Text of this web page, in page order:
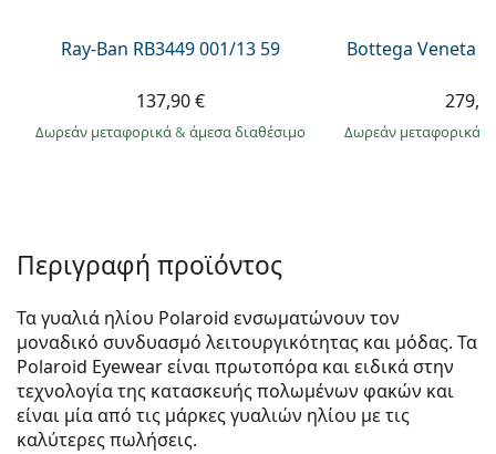
Ray-Ban RB3449 001/13 59
137,90 €
Δωρεάν μεταφορικά& άμεσα διαθέσιμο
Bottega Veneta
Δωρεάν μεταφορικά
Περιγραφή προϊόντος
Τα γυαλιά ηλίου Polaroid ενσωματώνουν τον
μοναδικό συνδυασμό λειτουργικότητας και μόδας. Τα
Polaroid Eyewear είναι πρωτοπόρα και ειδικά στην
τεχνολογία της κατασκευής πολωμένων φακών και
είναι μία από τις μάρκες γυαλιών ηλίου με τις
καλύτερες πωλήσεις.